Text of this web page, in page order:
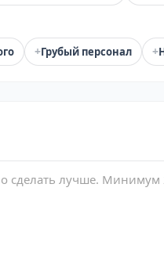
+Грубый персонал +